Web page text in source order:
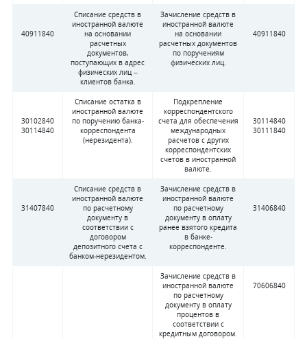
40911840
Списание средств в
иностранной валюте
на основании
расчетных
документов,
поступающих в адрес
физических лиц –
клиентов банка.
Зачисление средств в
иностранной валюте
на основании
расчетных документов
по поручениям
физических лиц.
40911840
30102840
30114840
Списание остатка в
иностранной валюте
по поручению банка-
корреспондента
(нерезидента).
Подкрепление
корреспондентского
счета для обеспечения
международных
расчетов с других
корреспондентских
счетов в иностранной
валюте.
30114840
30111840
31407840
Списание средств в
иностранной валюте
по расчетному
документу в
соответствии с
договором
депозитного счета с
банком-нерезидентом.
Зачисление средств в
иностранной валюте
по расчетному
документу в оплату
ранее взятого кредита
в банке-
корреспонденте.
31406840
Зачисление средств в
иностранной валюте
по расчетному
документу в оплату
процентов в
соответствии с
кредитным договором.
70606840